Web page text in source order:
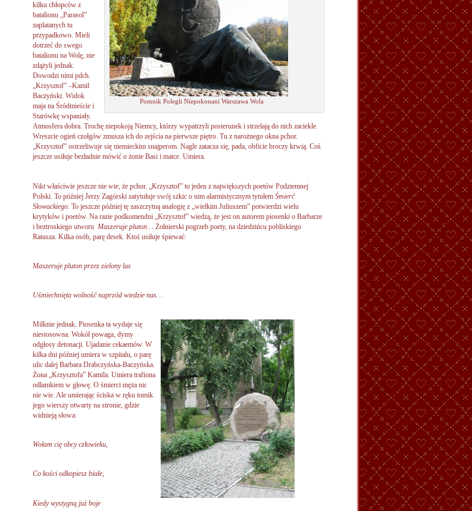
Pomnik Polegli Niepokonani Warszawa Wola
kilku chłopców z
batalionu „Parasol”
zaplatanych tu
przypadkowo. Mieli
dotrzeć do swego
batalionu na Wolę, nie
zdążyli jednak.
Dowodzi nimi pdch.
„Krzysztof” –Kamil
Baczyński. Widok
maja na Śródmieście i
Starówkę wspaniały.
Atmosfera dobra. Trochę niepokoją Niemcy, którzy wypatrzyli posterunek i strzelają do nich zaciekle.
Wreszcie ogień czołgów zmusza ich do zejścia na pierwsze piętro. Tu z narożnego okna pchor.
„Krzysztof” ostrzeliwuje się niemieckim snajperom. Nagle zatacza się, pada, obficie broczy krwią. Coś
jeszcze usiłuje bezładnie mówić o żonie Basi i matce. Umiera.
Nikt właściwie jeszcze nie wie, że pchor. „Krzysztof” to jeden z największych poetów Podziemnej
Polski. To później Jerzy Zagórski zatytułuje swój szkic o nim alarmistycznym tytułem Śmierć
Słowackiego. To jeszcze później tę zaszczytną analogię z „wielkim Juliuszem” potwierdzi wielu
krytyków i poetów. Na razie podkomendni „Krzysztof” wiedzą, że jest on autorem piosenki o Barbarze
i beztroskiego utworu Maszeruje pluton… Żołnierski pogrzeb poety, na dziedzińcu pobliskiego
Ratusza. Kilka osób, parę desek. Ktoś usiłuje śpiewać:
Maszeruje pluton przez zielony las
Uśmiechnięta wolność naprzód wiedzie nas…
Milknie jednak. Piosenka ta wydaje się
niestosowna. Wokół powaga, dymy
odgłosy detonacji. Ujadanie cekaemów. W
kilka dni później umiera w szpitalu, o parę
ulic dalej Barbara Drabczyńska-Baczyńska.
Żona „Krzysztofa” Kamila. Umiera trafiona
odłamkiem w głowę. O śmierci męża nic
nie wie. Ale umierając ściska w ręku tomik
jego wierszy otwarty na stronie, gdzie
widnieją słowa:
Wołam cię obcy człowieku,
Co kości odkopiesz białe,
Kiedy wystygną już boje